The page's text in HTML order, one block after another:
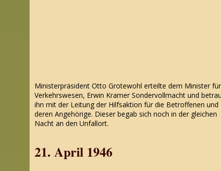
Ministerpräsident Otto Grotewohl erteilte dem Minister für
Verkehrswesen, Erwin Kramer Sondervollmacht und
ihn mit der Leitung der Hilfsaktion für die Betroffenen und
deren Angehörige. Dieser begab sich noch in der gleichen
Nacht an den Unfallort.
21. April 1946